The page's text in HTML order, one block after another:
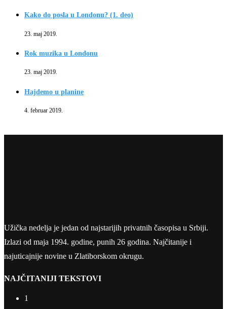
Kako do posla u Londonu? (1. deo)
23. maj 2019.
Rok muzika u Londonu
23. maj 2019.
Hajdemo u planine
4. februar 2019.
Užička nedelja je jedan od najstarijih privatnih časopisa u Srbiji.
Izlazi od maja 1994. godine, punih 26 godina. Najčitanije i
najuticajnije novine u Zlatiborskom okrugu.
NAJČITANIJI TEKSTOVI
1